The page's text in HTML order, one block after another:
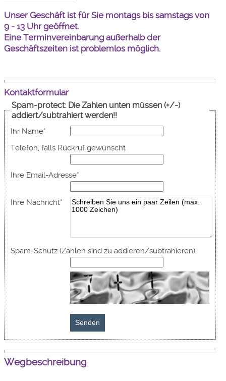
Unser Geschäft ist für Sie montags bis samstags von
9 - 13 Uhr geöffnet.
Eine Terminvereinbarung außerhalb der
Geschäftszeiten ist problemlos möglich.
Kontaktformular
Spam-protect: Die Zahlen unten müssen (+/-)
addiert/subtrahiert werden!!
Ihr Name*
Telefon, falls Rückruf gewünscht
Ihre Email-Adresse*
Ihre Nachricht*
Spam-Schutz (Zahlen sind zu addieren/subtrahieren)
Wegbeschreibung